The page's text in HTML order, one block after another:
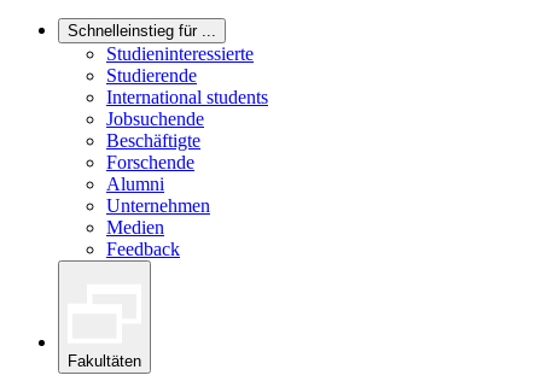
Schnelleinstieg für ...
Studieninteressierte
Studierende
International students
Jobsuchende
Beschäftigte
Forschende
Alumni
Unternehmen
Medien
Feedback
Fakultäten